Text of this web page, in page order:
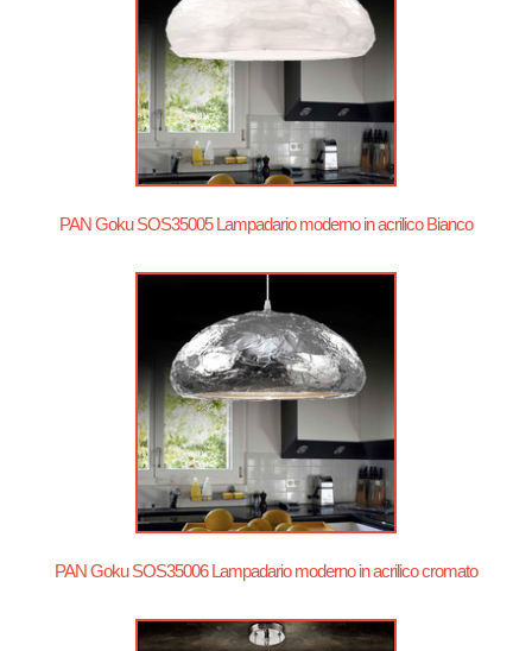
PAN Goku SOS35005 Lampadario moderno in acrilico Bianco
PAN Goku SOS35006 Lampadario moderno in acrilico cromato